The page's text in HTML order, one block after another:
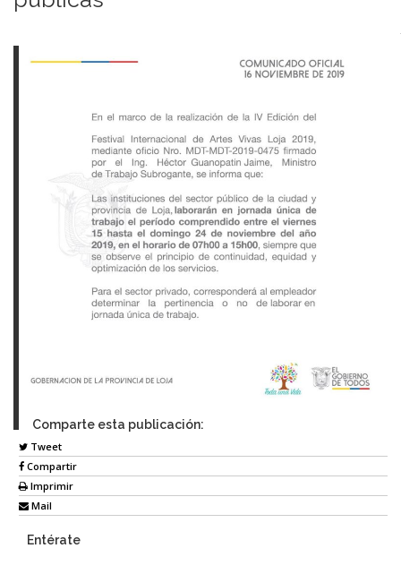
Comparte esta publicación:
Tweet
Compartir
Imprimir
Mail
Entérate